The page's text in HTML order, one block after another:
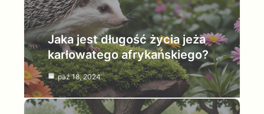
Jaka jest długość życia jeża
karłowatego afrykańskiego?
paź 18, 2024